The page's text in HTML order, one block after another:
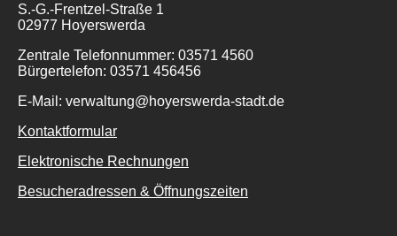
S.-G.-Frentzel-Straße 1
02977 Hoyerswerda
Zentrale Telefonnummer: 03571 4560
Bürgertelefon: 03571 456456
E-Mail: verwaltung@hoyerswerda-stadt.de
Kontaktformular
Elektronische Rechnungen
Besucheradressen & Öffnungszeiten